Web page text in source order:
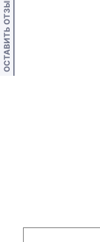
ОСТАВИТЬ ОТЗЫВ